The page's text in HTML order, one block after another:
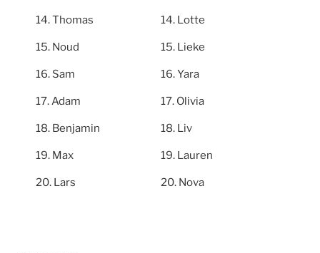
Thomas
Noud
Sam
Adam
Benjamin
Max
Lars
Lotte
Lieke
Yara
Olivia
Liv
Lauren
Nova